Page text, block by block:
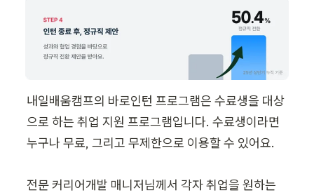
내일배움캠프의 바로인턴 프로그램은 수료생을 대상
으로 하는 취업 지원 프로그램입니다. 수료생이라면
누구나 무료, 그리고 무제한으로 이용할 수 있어요.
전문 커리어개발 매니저님께서 각자 취업을 원하는